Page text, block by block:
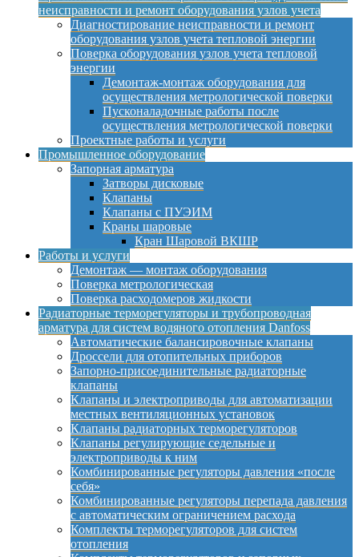
неисправности и ремонт оборудования узлов учета
Диагностирование неисправности и ремонт
оборудования узлов учета тепловой энергии
Поверка оборудования узлов учета тепловой
энергии
Демонтаж-монтаж оборудования для
осуществления метрологической поверки
Пусконаладочные работы после
осуществления метрологической поверки
Проектные работы и услуги
Промышленное оборудование
Запорная арматура
Затворы дисковые
Клапаны
Клапаны с ПУЭИМ
Краны шаровые
Кран Шаровой ВКШР
Работы и услуги
Демонтаж — монтаж оборудования
Поверка метрологическая
Поверка расходомеров жидкости
Радиаторные терморегуляторы и трубопроводная
арматура для систем водяного отопления Danfoss
Автоматические балансировочные клапаны
Дроссели для отопительных приборов
Запорно-присоединительные радиаторные
клапаны
Клапаны и электроприводы для автоматизации
местных вентиляционных установок
Клапаны радиаторных терморегуляторов
Клапаны регулирующие седельные и
электроприводы к ним
Комбинированные регуляторы давления «после
себя»
Комбинированные регуляторы перепада давления
с автоматическим ограничением расхода
Комплекты терморегуляторов для систем
отопления